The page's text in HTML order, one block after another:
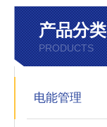
产品分类
PRODUCTS
电能管理